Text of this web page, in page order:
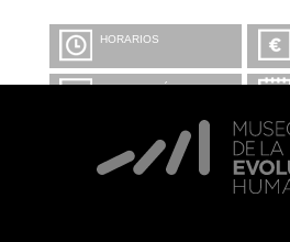
HORARIOS
INFORMACIÓN Y
VISITA CON
MICROEXPLICACIONES